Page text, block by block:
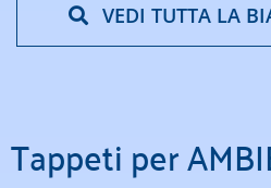
VEDI TUTTA LA
Tappeti per